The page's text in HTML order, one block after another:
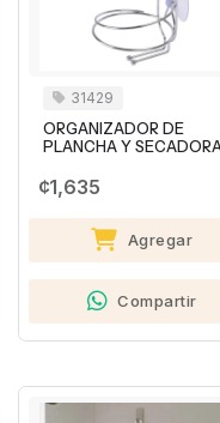
31429
ORGANIZADOR DE
PLANCHA Y
¢1,635
Agregar
Compartir